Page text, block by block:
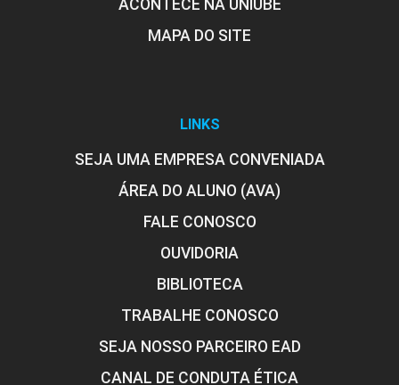
ACONTECE NA UNIUBE
MAPA DO SITE
LINKS
SEJA UMA EMPRESA CONVENIADA
ÁREA DO ALUNO (AVA)
FALE CONOSCO
OUVIDORIA
BIBLIOTECA
TRABALHE CONOSCO
SEJA NOSSO PARCEIRO EAD
CANAL DE CONDUTA ÉTICA